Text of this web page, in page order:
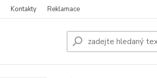
Kontakty Reklamace